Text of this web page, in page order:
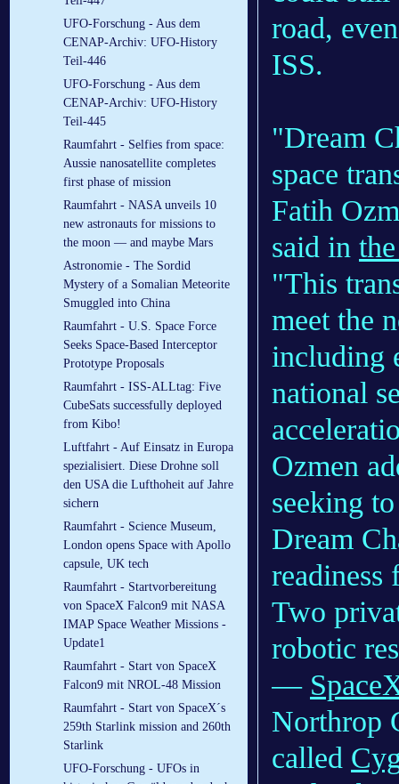
UFO-Forschung - Aus dem
CENAP-Archiv: UFO-History
Teil-446
UFO-Forschung - Aus dem
CENAP-Archiv: UFO-History
Teil-445
Raumfahrt - Selfies from space:
Aussie nanosatellite completes
first phase of mission
Raumfahrt - NASA unveils 10
new astronauts for missions to
the moon — and maybe Mars
Astronomie - The Sordid
Mystery of a Somalian Meteorite
Smuggled into China
Raumfahrt - U.S. Space Force
Seeks Space-Based Interceptor
Prototype Proposals
Raumfahrt - ISS-ALLtag: Five
CubeSats successfully deployed
from Kibo!
Luftfahrt - Auf Einsatz in Europa
spezialisiert. Diese Drohne soll
den USA die Lufthoheit auf Jahre
sichern
Raumfahrt - Science Museum,
London opens Space with Apollo
capsule, UK tech
Raumfahrt - Startvorbereitung
von SpaceX Falcon9 mit NASA
IMAP Space Weather Missions -
Update1
Raumfahrt - Start von SpaceX
Falcon9 mit NROL-48 Mission
Raumfahrt - Start von SpaceX´s
259th Starlink mission and 260th
Starlink
UFO-Forschung - UFOs in
road,
ISS.
"Dream
space
Fatih
said in
"This
meet the
including
national
Ozmen
seeking
Dream
readiness
Two
robotic
—
Northrop
called